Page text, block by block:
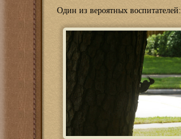
Один из вероятных воспитателей: